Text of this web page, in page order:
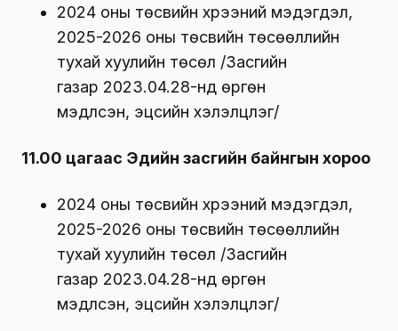
2024 оны төсвийн хүрээний мэдэгдэл,
2025-2026 оны төсвийн төсөөллийн
тухай хуулийн төсөл /Засгийн
газар 2023.04.28-нд өргөн
мэдүүлсэн, эцсийн хэлэлцүүлэг/
11.00 цагаас Эдийн засгийн байнгын хороо
2024 оны төсвийн хүрээний мэдэгдэл,
2025-2026 оны төсвийн төсөөллийн
тухай хуулийн төсөл /Засгийн
газар 2023.04.28-нд өргөн
мэдүүлсэн, эцсийн хэлэлцүүлэг/